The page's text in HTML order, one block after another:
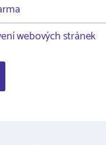
webových stránek